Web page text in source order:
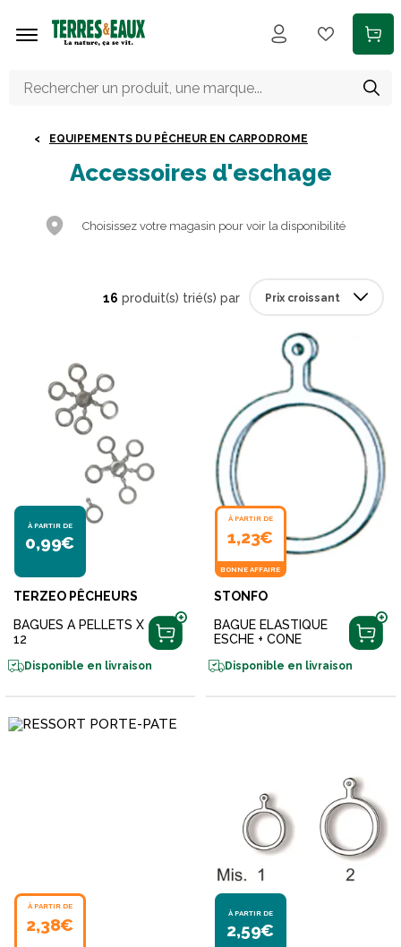
EQUIPEMENTS DU PÊCHEUR EN CARPODROME
Accessoires d'eschage
Choisissez votre magasin pour voir la disponibilité
16 produit(s) trié(s) par
À PARTIR DE
0,99€
TERZEO PÊCHEURS
BAGUES A PELLETS X
12
Disponible en livraison
À PARTIR DE
1,23€
BONNE AFFAIRE
STONFO
BAGUE ELASTIQUE
ESCHE + CONE
Disponible en livraison
À PARTIR DE
2,38€
À PARTIR DE
2,59€